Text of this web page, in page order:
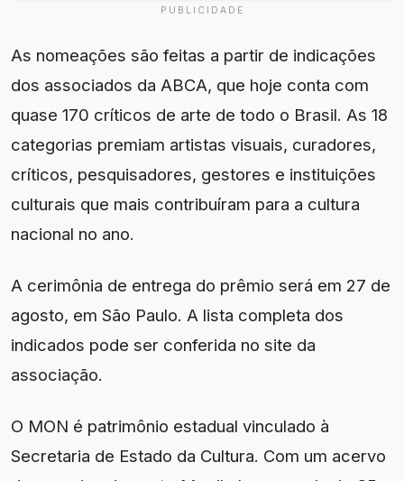
PUBLICIDADE
As nomeações são feitas a partir de indicações
dos associados da ABCA, que hoje conta com
quase 170 críticos de arte de todo o Brasil. As 18
categorias premiam artistas visuais, curadores,
críticos, pesquisadores, gestores e instituições
culturais que mais contribuíram para a cultura
nacional no ano.
A cerimônia de entrega do prêmio será em 27 de
agosto, em São Paulo. A lista completa dos
indicados pode ser conferida no site da
associação.
O MON é patrimônio estadual vinculado à
Secretaria de Estado da Cultura. Com um acervo